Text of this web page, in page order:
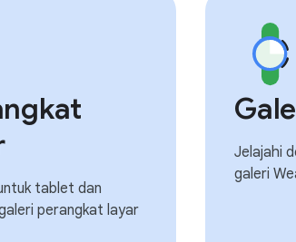
tablet dan
perangkat layar
Jelajahi
galeri